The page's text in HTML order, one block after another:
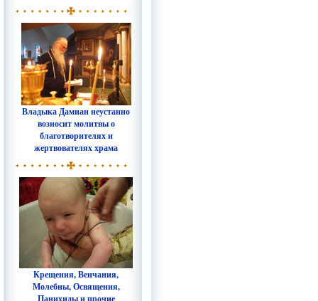
Владыка Дамиан неустанно
возносит молитвы о
благотворителях и
жертвователях храма
Крещения, Венчания,
Молебны, Освящения,
Панихиды и прочие